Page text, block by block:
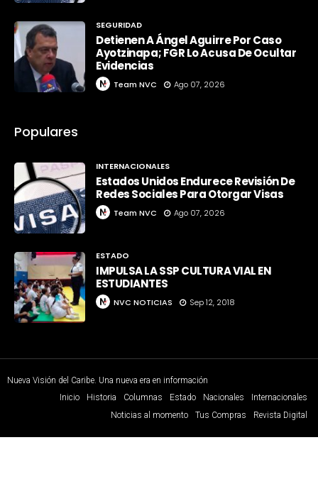
SEGURIDAD
Detienen A Ángel Aguirre Por Caso
Ayotzinapa; FGR Lo Acusa De Ocultar
Evidencias
Team NVC Ago 07, 2026
Populares
INTERNACIONALES
Estados Unidos Endurece Revisión De
Redes Sociales Para Otorgar Visas
Team NVC Ago 07, 2026
ESTADO
IMPULSA LA SSP CULTURA VIAL EN
ESTUDIANTES
NVC NOTICIAS Sep 12, 2018
Nueva Visión del Caribe. Una nueva era en información
Inicio
Historia Columnas Estado Nacionales
Internacionales
Noticias al momento
Tus Compras Revista Digital